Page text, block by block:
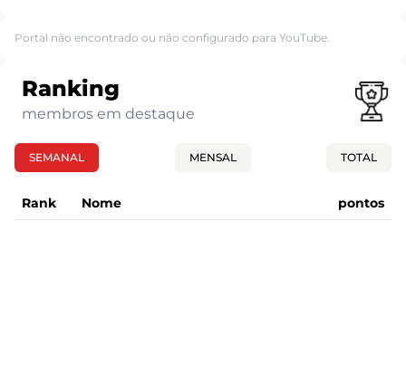
Portal não encontrado ou não configurado para YouTube.
Ranking
membros em destaque
SEMANAL MENSAL TOTAL
Rank Nome pontos